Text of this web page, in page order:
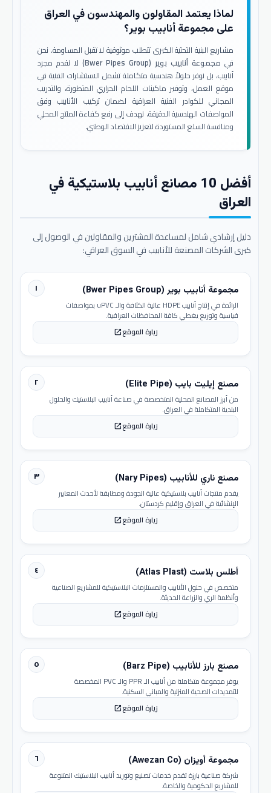
لماذا يعتمد المقاولون والمهندسون في العراق
على مجموعة أنابيب بوير؟
مشاريع البنية التحتية الكبرى تتطلب موثوقية لا تقبل المساومة. نحن
في مجموعة أنابيب بوير (Bwer Pipes Group)
لا نقدم مجرد
أنابيب، بل نوفر حلولاً هندسية متكاملة تشمل الاستشارات الفنية في
موقع العمل، وتوفير ماكينات اللحام الحراري المتطورة، والتدريب
المجاني للكوادر الفنية العراقية لضمان تركيب الأنابيب وفق
المواصفات الهندسية الدقيقة. نهدف إلى رفع كفاءة المنتج المحلي
ومنافسة السلع المستوردة لتعزيز الاقتصاد الوطني.
أفضل 10 مصانع أنابيب بلاستيكية في
العراق
دليل إرشادي شامل لمساعدة المشترين والمقاولين في الوصول إلى
كبرى الشركات المصنعة للأنابيب في السوق العراقي:
١ مجموعة أنابيب بوير (Bwer Pipes Group)
الرائدة في إنتاج أنابيب HDPE عالية الكثافة والـ uPVC بمواصفات
قياسية وتوزيع يغطي كافة المحافظات العراقية.
زيارة الموقعopen_in_new
٢ مصنع إيليت بايب (Elite Pipe)
من أبرز المصانع المحلية المتخصصة في صناعة أنابيب البلاستيك والحلول
البلدية المتكاملة في العراق.
زيارة الموقعopen_in_new
٣ مصنع ناري للأنابيب (Nary Pipes)
يقدم منتجات أنابيب بلاستيكية عالية الجودة ومطابقة لأحدث المعايير
الإنشائية في العراق وإقليم كردستان.
زيارة الموقعopen_in_new
٤ أطلس بلاست (Atlas Plast)
متخصص في حلول الأنابيب والمستلزمات البلاستيكية للمشاريع الصناعية
وأنظمة الري والزراعة الحديثة.
زيارة الموقعopen_in_new
٥ مصنع بارز للأنابيب (Barz Pipe)
يوفر مجموعة متكاملة من أنابيب الـ PPR والـ PVC المخصصة
للتمديدات الصحية المنزلية والمباني السكنية.
زيارة الموقعopen_in_new
٦ مجموعة أويزان (Awezan Co)
شركة صناعية بارزة تقدم خدمات تصنيع وتوريد أنابيب البلاستيك المتنوعة
للمشاريع الحكومية والخاصة.